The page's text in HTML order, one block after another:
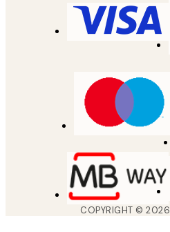
COPYRIGHT ©2026